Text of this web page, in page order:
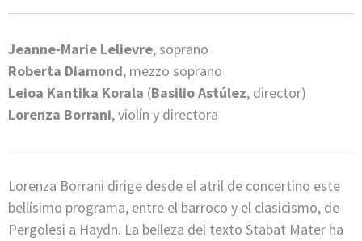
Jeanne-Marie Lelievre, soprano
Roberta Diamond, mezzo soprano
Leioa Kantika Korala (Basilio Astúlez, director)
Lorenza Borrani, violín y directora
Lorenza Borrani dirige desde el atril de concertino este
bellísimo programa, entre el barroco y el clasicismo, de
Pergolesi a Haydn. La belleza del texto Stabat Mater ha